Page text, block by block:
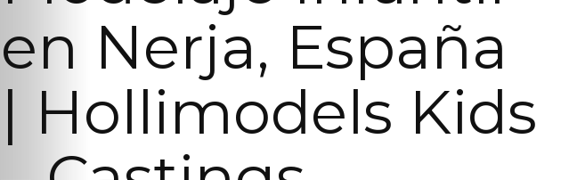
en Nerja, España
| Hollimodels Kids